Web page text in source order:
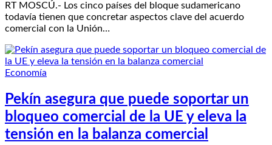
RT MOSCÚ.- Los cinco países del bloque sudamericano
todavía tienen que concretar aspectos clave del acuerdo
comercial con la Unión…
Economía
Pekín asegura que puede soportar un
bloqueo comercial de la UE y eleva la
tensión en la balanza comercial